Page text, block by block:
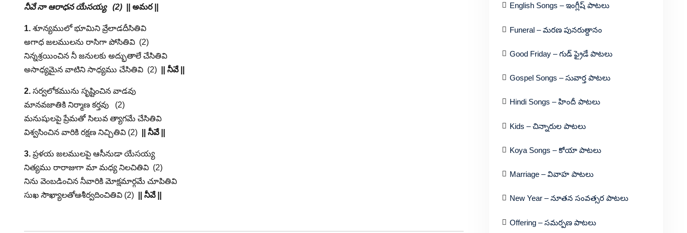
నీవే నా ఆరాధన యేసయ్య (2)
|| అమర ||
1. శూన్యములో భూమిని వ్రేలాడదీసితివి
అగాధ జలములను రాసిగా పోసితివి (2)
నిన్నశ్రయించిన నీ జనులకు అద్భుతాలే చేసితివి
అసాధ్యమైన వాటిని సాధ్యము చేసితివి (2)
|| నీవే ||
2. సర్వలోకమును సృష్టించిన వాడవు
మానవజాతికి నిర్మాణ కర్తవు (2)
మనుషులపై ప్రేమతో సిలువ త్యాగమే చేసితివి
విశ్వసించిన వారికి రక్షణ నిచ్చితివి (2)
|| నీవే ||
3. ప్రళయ జలములపై ఆసీనుడా యేసయ్య
నిత్యము రారాజుగా మా మధ్య నిలచితివి (2)
నిను వెంబడించిన నీవారికి మోక్షమార్గమే చూపితివి
సుఖ సౌఖ్యాలతోఆశీర్వదించితివి (2)
|| నీవే ||
English Songs – ఇంగ్లీష్ పాటలు
Funeral – మరణ పునరుత్దానం
Good Friday – గుడ్ ఫ్రైడే పాటలు
Gospel Songs – సువార్త పాటలు
Hindi Songs – హిందీ పాటలు
Kids – చిన్నారుల పాటలు
Koya Songs – కోయా పాటలు
Marriage – వివాహ పాటలు
New Year – నూతన సంవత్సర పాటలు
Offering – సమర్పణ పాటలు